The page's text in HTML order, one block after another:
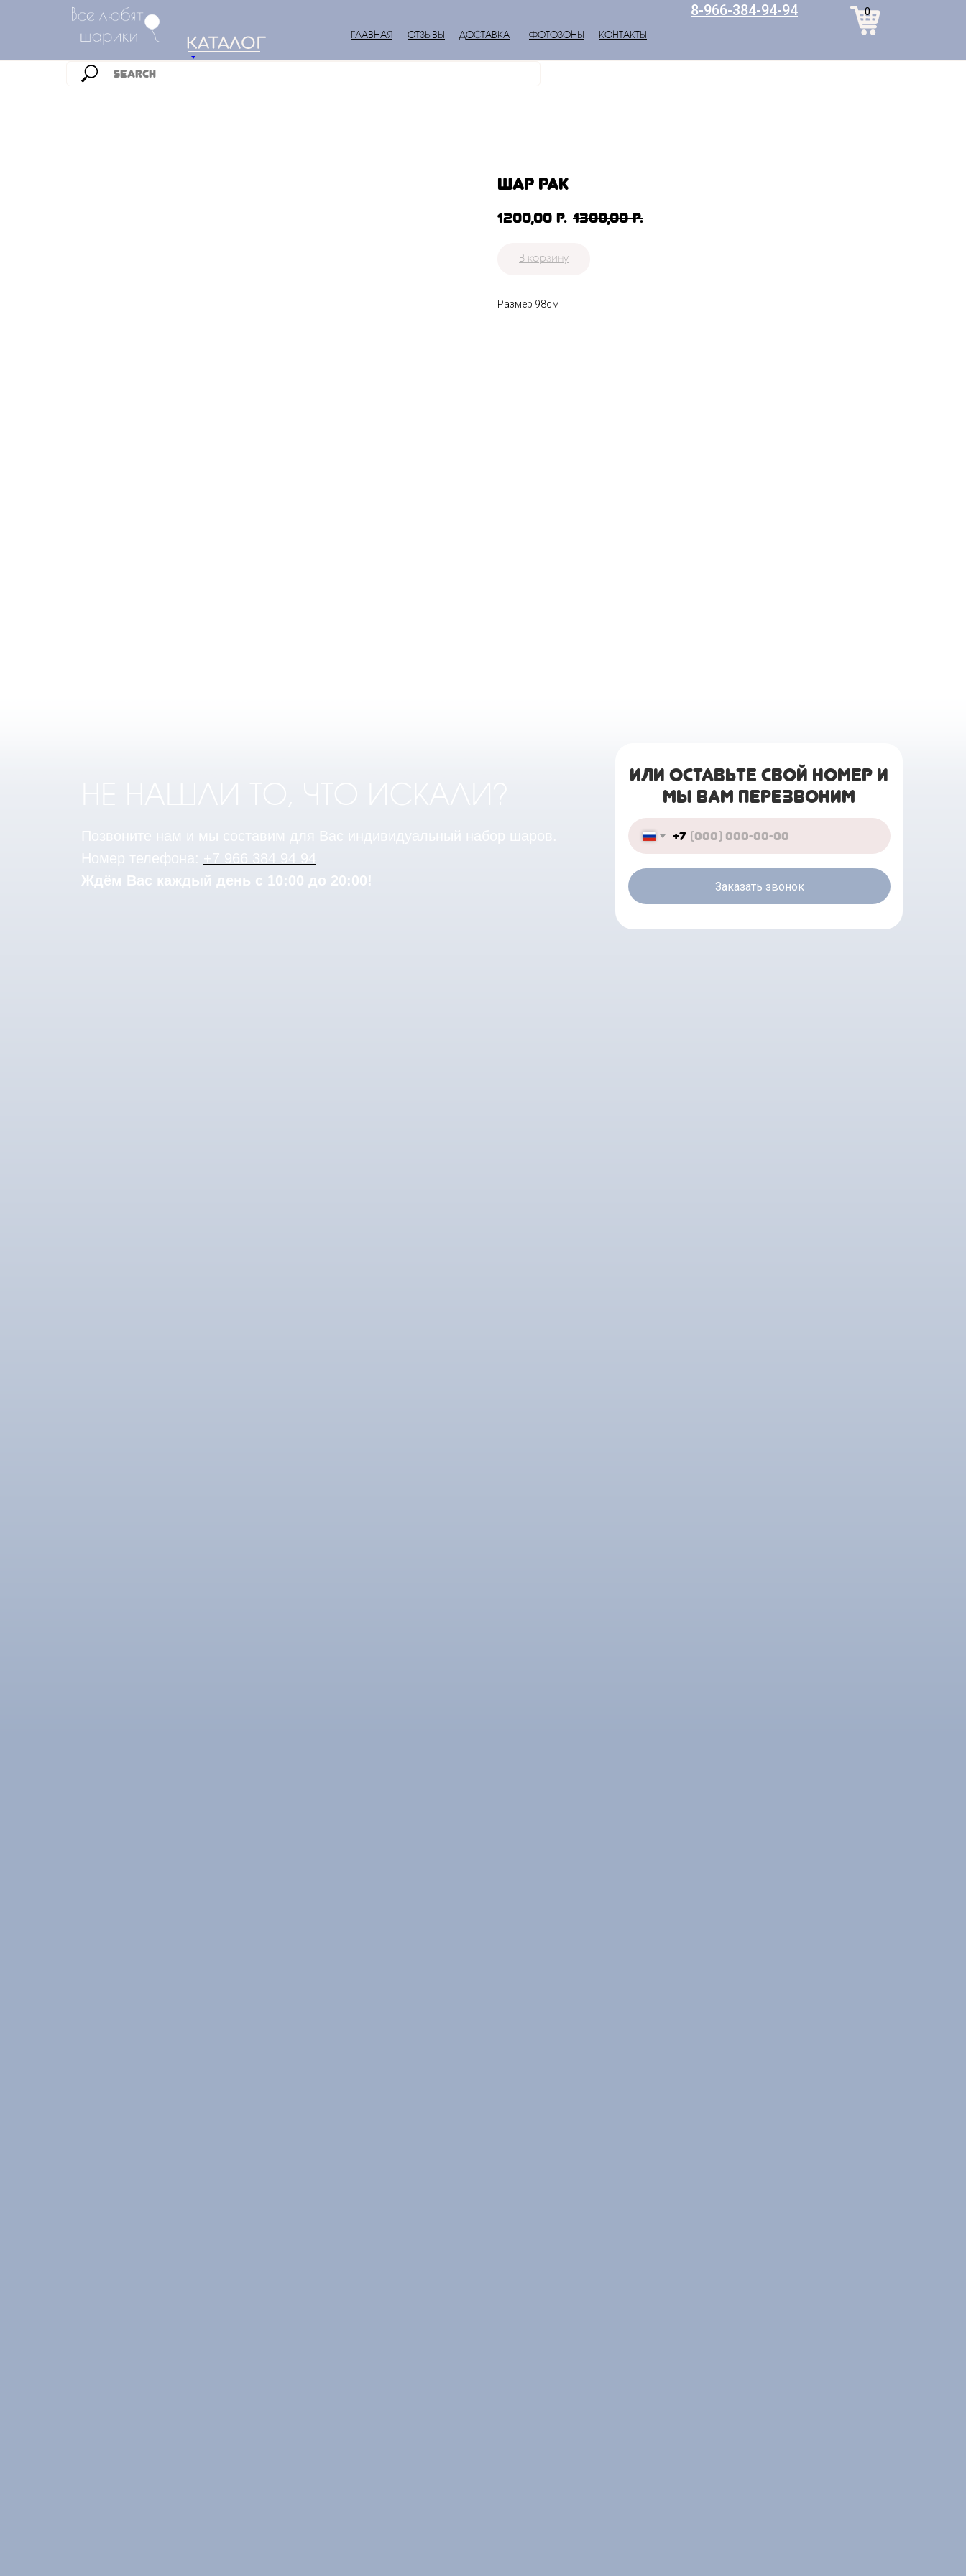
8-966-384-94-94 0
ОТЗЫВЫ
ГЛАВНАЯ ДОСТАВКА КОНТАКТЫ
ФОТОЗОНЫ
шар Рак
1200,00 р. 1300,00 р.
В корзину
Размер 98см
Номер телефона: +7 966 384 94 94
Ждём Вас каждый день с 10:00 до 20:00!
ИЛИ ОСТАВЬТЕ СВОЙ НОМЕР И
МЫ ВАМ ПЕРЕЗВОНИМ
+7
Заказать звонок